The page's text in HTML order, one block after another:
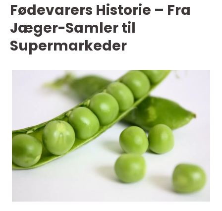
Fødevarers Historie – Fra
Jæger-Samler til
Supermarkeder